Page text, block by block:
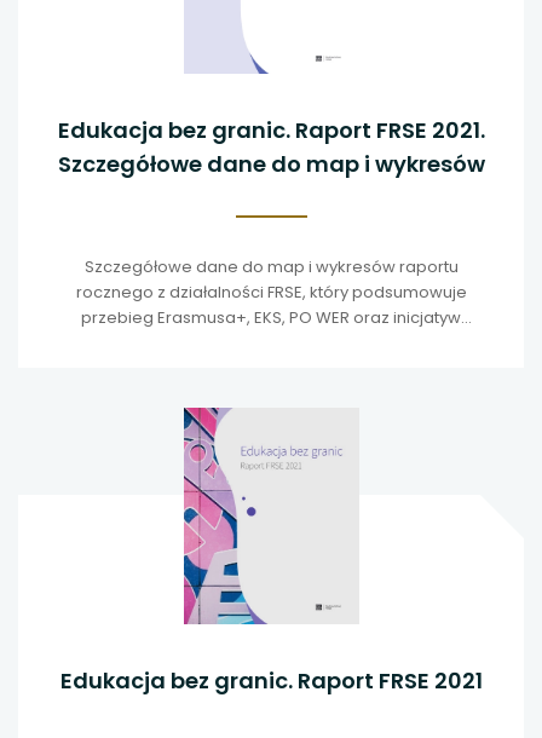
Edukacja bez granic. Raport FRSE 2021.
Szczegółowe dane do map i wykresów
Szczegółowe dane do map i wykresów raportu
rocznego z działalności FRSE, który podsumowuje
przebieg Erasmusa+, EKS, PO WER oraz inicjatyw
Edukacja bez granic. Raport FRSE 2021